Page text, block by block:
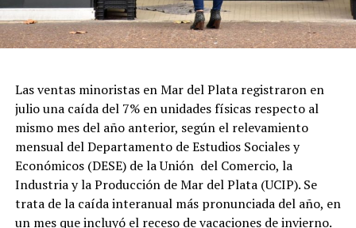
Las ventas minoristas en Mar del Plata registraron en
julio una caída del 7% en unidades físicas respecto al
mismo mes del año anterior, según el relevamiento
mensual del Departamento de Estudios Sociales y
Económicos (DESE) de la Unión del Comercio, la
Industria y la Producción de Mar del Plata (UCIP). Se
trata de la caída interanual más pronunciada del año, en
un mes que incluyó el receso de vacaciones de invierno.